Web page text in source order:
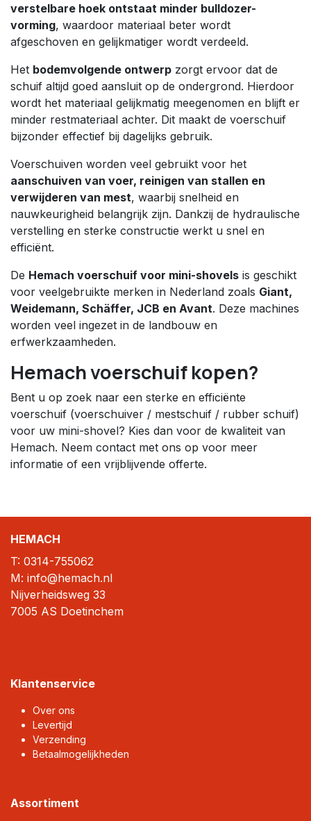
verstelbare hoek ontstaat minder bulldozer-
vorming, waardoor materiaal beter wordt
afgeschoven en gelijkmatiger wordt verdeeld.
Het bodemvolgende ontwerp zorgt ervoor dat de
schuif altijd goed aansluit op de ondergrond. Hierdoor
wordt het materiaal gelijkmatig meegenomen en blijft er
minder restmateriaal achter. Dit maakt de voerschuif
bijzonder effectief bij dagelijks gebruik.
Voerschuiven worden veel gebruikt voor het
aanschuiven van voer, reinigen van stallen en
verwijderen van mest, waarbij snelheid en
nauwkeurigheid belangrijk zijn. Dankzij de hydraulische
verstelling en sterke constructie werkt u snel en
efficiënt.
De Hemach voerschuif voor mini-shovels is geschikt
voor veelgebruikte merken in Nederland zoals Giant,
Weidemann, Schäffer, JCB en Avant. Deze machines
worden veel ingezet in de landbouw en
erfwerkzaamheden.
Hemach voerschuif kopen?
Bent u op zoek naar een sterke en efficiënte
voerschuif (voerschuiver / mestschuif / rubber schuif)
voor uw mini-shovel? Kies dan voor de kwaliteit van
Hemach. Neem contact met ons op voor meer
informatie of een vrijblijvende offerte.
HEMACH
T: 0314-755062
M: info@hemach.nl
Nijverheidsweg 33
7005 AS Doetinchem
Klantenservice
Over ons
Levertijd
Verzending
Betaalmogelijkheden
Assortiment